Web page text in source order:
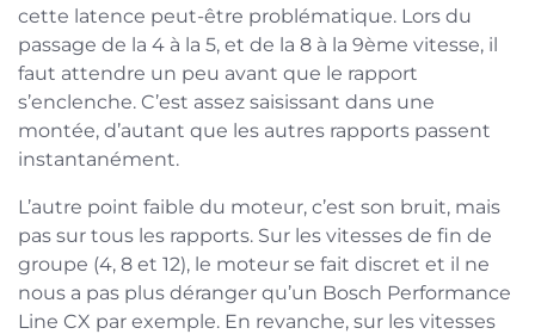
cette latence peut-être problématique. Lors du
passage de la 4 à la 5, et de la 8 à la 9ème vitesse, il
faut attendre un peu avant que le rapport
s’enclenche. C’est assez saisissant dans une
montée, d’autant que les autres rapports passent
instantanément.
L’autre point faible du moteur, c’est son bruit, mais
pas sur tous les rapports. Sur les vitesses de fin de
groupe (4, 8 et 12), le moteur se fait discret et il ne
nous a pas plus déranger qu’un Bosch Performance
Line CX par exemple. En revanche, sur les vitesses